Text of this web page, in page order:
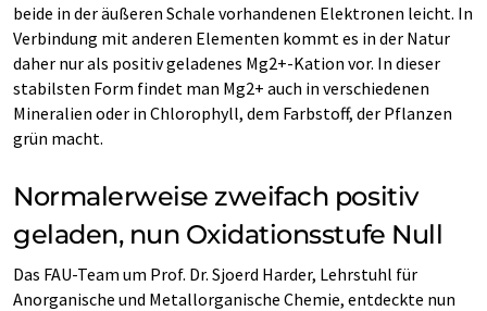
beide in der äußeren Schale vorhandenen Elektronen leicht. In
Verbindung mit anderen Elementen kommt es in der Natur
daher nur als positiv geladenes Mg2+-Kation vor. In dieser
stabilsten Form findet man Mg2+ auch in verschiedenen
Mineralien oder in Chlorophyll, dem Farbstoff, der Pflanzen
grün macht.
Normalerweise zweifach positiv
geladen, nun Oxidationsstufe Null
Das FAU-Team um Prof. Dr. Sjoerd Harder, Lehrstuhl für
Anorganische und Metallorganische Chemie, entdeckte nun